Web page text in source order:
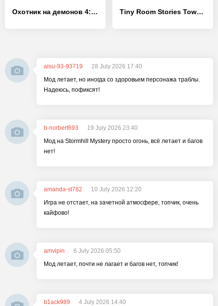
Охотник на демонов 4: Тайны Древнего Египта (Full) Tiny Room Stories Town Mystery
alsu-93-93719
28 July 2026 17:40
Мод летает, но иногда со здоровьем персонажа траблы.
Надеюсь, пофиксят!
b-norbert693
19 July 2026 23:40
Мод на Stormhill Mystery просто огонь, всё летает и багов
нет!
amanda-st782
10 July 2026 12:20
Игра не отстает, на зачетной атмосфере, топчик, очень
кайфово!
amvipin
6 July 2026 05:50
Мод летает, почти не лагает и багов нет, топчик!
b1ack989
4 July 2026 14:40